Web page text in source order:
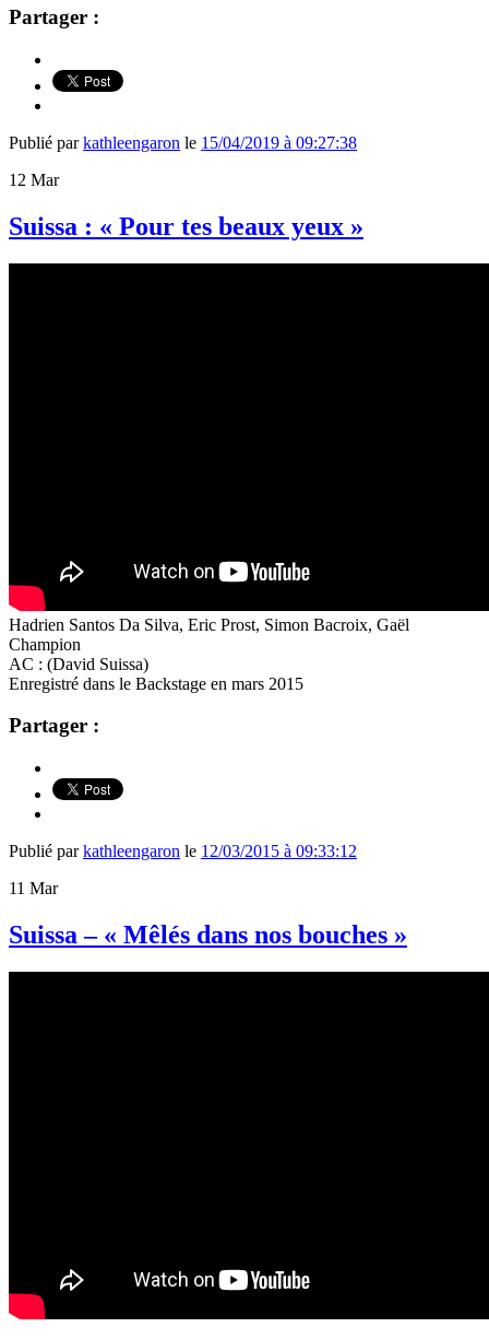
Partager :
Publié parkathleengaron le 15/04/2019 à 09:27:38
12 Mar
Suissa : « Pour tes beaux yeux »
Hadrien Santos Da Silva, Eric Prost, Simon Bacroix, Gaël
Champion
AC : (David Suissa)
Enregistré dans le Backstage en mars 2015
Partager :
Publié parkathleengaron le 12/03/2015 à 09:33:12
11 Mar
Suissa – « Mêlés dans nos bouches »